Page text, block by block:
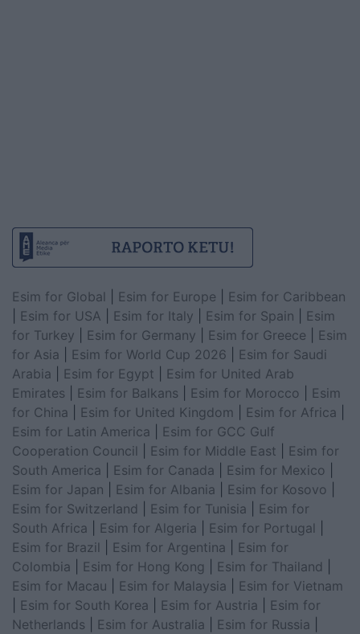
Esim for Global Esim for Europe
Esim for Caribbean
Esim for USA Esim for Italy Esim for Spain
Esim
for Turkey
Esim for Germany Esim for Greece
Esim
for Asia
Esim for World Cup 2026
Esim for Saudi
Arabia
Esim for Egypt
Esim for United Arab
Emirates
Esim for Balkans Esim for Morocco
Esim
for China
Esim for United Kingdom Esim for Africa
Esim for Latin America
Esim for GCC Gulf
Cooperation Council
Esim for Middle East
Esim for
South America
Esim for Canada Esim for Mexico
Esim for Japan
Esim for Albania Esim for Kosovo
Esim for Switzerland
Esim for Tunisia
Esim for
South Africa
Esim for Algeria Esim for Portugal
Esim for Brazil
Esim for Argentina
Esim for
Colombia
Esim for Hong Kong Esim for Thailand
Esim for Macau
Esim for Malaysia
Esim for Vietnam
Esim for South Korea Esim for Austria
Esim for
Netherlands
Esim for Australia Esim for Russia